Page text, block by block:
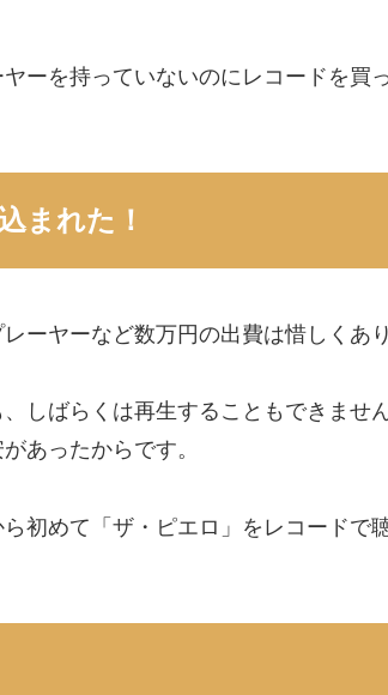
ーを持っていないのにレコードを買
まれた！
ーヤーなど数万円の出費は惜しくあ
しばらくは再生することもできませ
あったからです。
初めて「ザ・ピエロ」をレコードで